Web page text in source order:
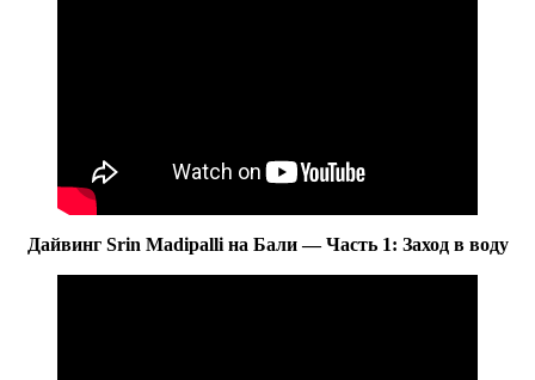
Дайвинг Srin Madipalli на Бали — Часть 1: Заход в воду